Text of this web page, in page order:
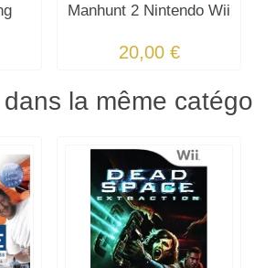
Manhunt 2 Nintendo Wii
20,00 €
la même